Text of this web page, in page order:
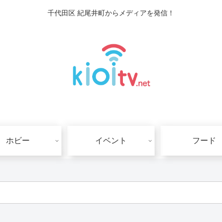
千代田区 紀尾井町からメディアを発信！
ホビー イベント フード